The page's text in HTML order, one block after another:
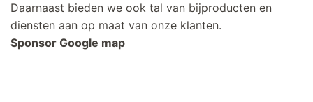
Daarnaast bieden we ook tal van bijproducten en
diensten aan op maat van onze klanten.
Sponsor Google map